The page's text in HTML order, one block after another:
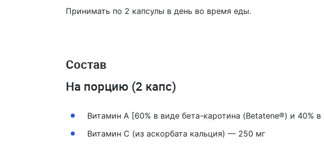
Принимать по 2 капсулы в день во время еды.
Состав
На порцию (2 капс)
Витамин A [60% в виде бета-каротина (Betatene®) и 40%
Витамин С (из аскорбата кальция) — 250 мг